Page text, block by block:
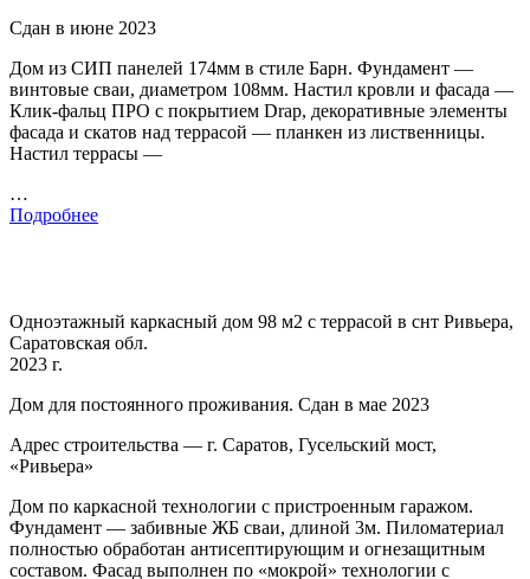
Сдан в июне 2023
Дом из СИП панелей 174мм в стиле Барн. Фундамент —
винтовые сваи, диаметром 108мм. Настил кровли и фасада —
Клик-фальц ПРО с покрытием Drap, декоративные элементы
фасада и скатов над террасой — планкен из лиственницы.
Настил террасы —
…
Подробнее
Одноэтажный каркасный дом 98 м2 с террасой в снт Ривьера,
Саратовская обл.
2023 г.
Дом для постоянного проживания. Сдан в мае 2023
Адрес строительства — г. Саратов, Гусельский мост,
«Ривьера»
Дом по каркасной технологии с пристроенным гаражом.
Фундамент — забивные ЖБ сваи, длиной 3м. Пиломатериал
полностью обработан антисептирующим и огнезащитным
составом. Фасад выполнен по «мокрой» технологии с